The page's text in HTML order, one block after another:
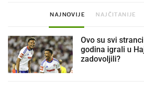
NAJNOVIJE NAJČITANIJE
Ovo su svi
godina igrali u
zadovoljili?